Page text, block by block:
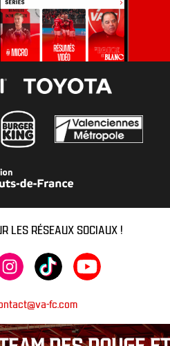
LES RÉSEAUX SOCIAUX !
fc.com